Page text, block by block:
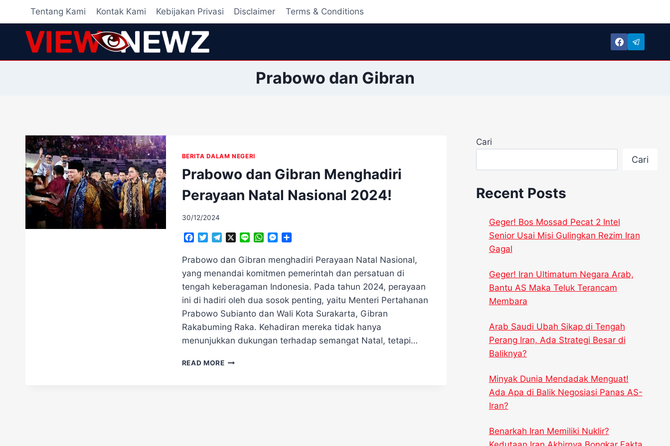
content
Tentang Kami Kontak Kami Kebijakan Privasi Disclaimer Terms & Conditions
Prabowo dan Gibran
BERITA DALAM NEGERI
Prabowo dan Gibran Menghadiri
Perayaan Natal Nasional 2024!
30/12/2024
Facebook
TwitterTelegramLine WhatsAppMessenger
​Prabowo dan Gibran menghadiri Perayaan Natal Nasional,
yang menandai komitmen pemerintah dan persatuan di
tengah keberagaman Indonesia.​ Pada tahun 2024, perayaan
ini di hadiri oleh dua sosok penting, yaitu Menteri Pertahanan
Prabowo Subianto dan Wali Kota Surakarta, Gibran
Rakabuming Raka. Kehadiran mereka tidak hanya
menunjukkan dukungan terhadap semangat Natal, tetapi…
READ MOREPRABOWO
Cari
Cari
Recent Posts
Geger! Bos Mossad Pecat 2 Intel
Senior Usai Misi Gulingkan Rezim Iran
Gagal
Geger! Iran Ultimatum Negara Arab,
Bantu AS Maka Teluk Terancam
Membara
Arab Saudi Ubah Sikap di Tengah
Perang Iran, Ada Strategi Besar di
Baliknya?
Minyak Dunia Mendadak Menguat!
Ada Apa di Balik Negosiasi Panas AS-
Iran?
Benarkah Iran Memiliki Nuklir?